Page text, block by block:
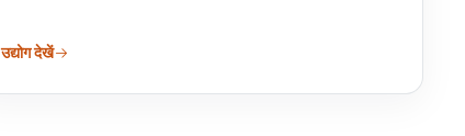
उद्योग देखें